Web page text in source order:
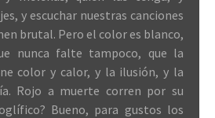
y escuchar nuestras canciones
brutal. Pero el color es blanco,
nunca falte tampoco, que la
color y calor, y la ilusión, y la
Rojo a muerte corren por su
Bueno, para gustos los